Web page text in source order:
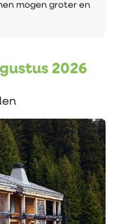
mogen groter en
2026